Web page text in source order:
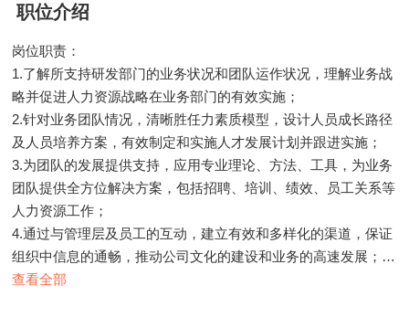
职位介绍
岗位职责：
1.了解所支持研发部门的业务状况和团队运作状况，理解业务战
略并促进人力资源战略在业务部门的有效实施；
2.针对业务团队情况，清晰胜任力素质模型，设计人员成长路径
及人员培养方案，有效制定和实施人才发展计划并跟进实施；
3.为团队的发展提供支持，应用专业理论、方法、工具，为业务
团队提供全方位解决方案，包括招聘、培训、绩效、员工关系等
人力资源工作；
4.通过与管理层及员工的互动，建立有效和多样化的渠道，保证
组织中信息的通畅，推动公司文化的建设和业务的高速发展；
5.参与制订集团层面人力资源全面解决方案。
查看全部